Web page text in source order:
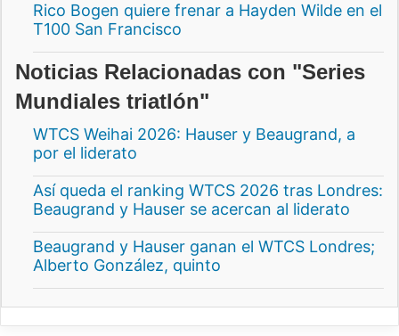
Rico Bogen quiere frenar a Hayden Wilde en el
T100 San Francisco
Noticias Relacionadas con "Series
Mundiales triatlón"
WTCS Weihai 2026: Hauser y Beaugrand, a
por el liderato
Así queda el ranking WTCS 2026 tras Londres:
Beaugrand y Hauser se acercan al liderato
Beaugrand y Hauser ganan el WTCS Londres;
Alberto González, quinto